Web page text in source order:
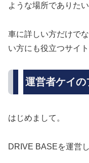
ような場所でありた
車に詳しい方だけで
い方にも役立つサイ
運営者ケイ
はじめまして。
DRIVE BASEを運営